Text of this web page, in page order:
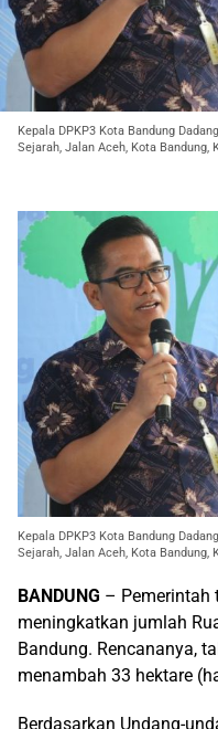
Kepala DPKP3 Kota Bandung
Sejarah, Jalan Aceh, Kota
Kepala DPKP3 Kota Bandung
Sejarah, Jalan Aceh, Kota
BANDUNG – Pemerintah
meningkatkan jumlah
Bandung. Rencananya,
menambah 33 hektare
Berdasarkan Undang-